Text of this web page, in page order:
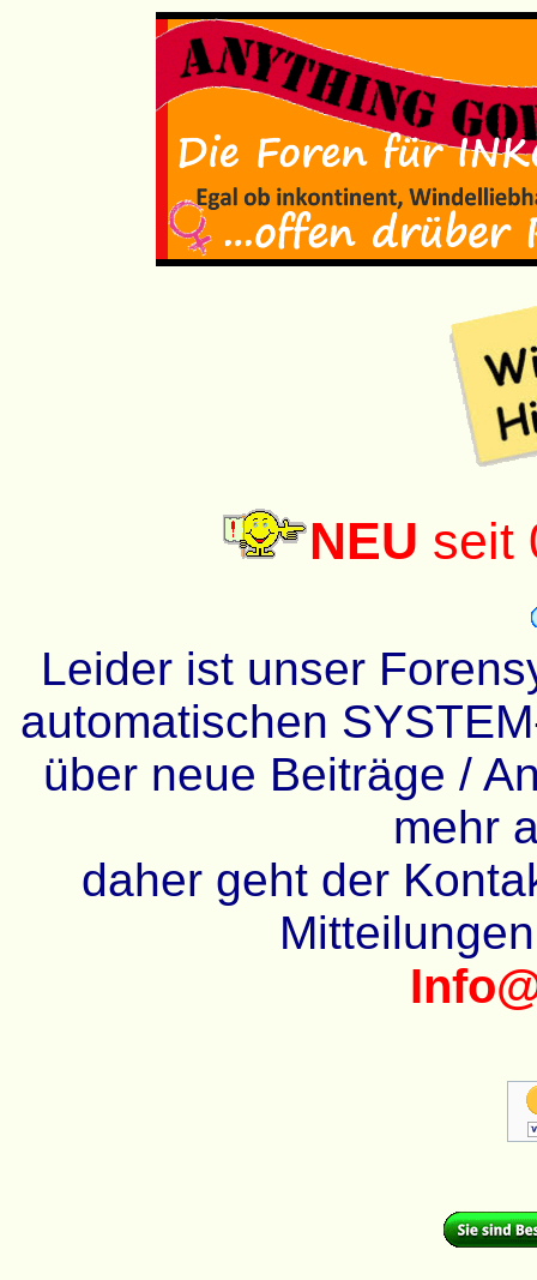
NEU seit
Leider ist unser
automatischen
über neue Beiträge /
mehr
daher geht der